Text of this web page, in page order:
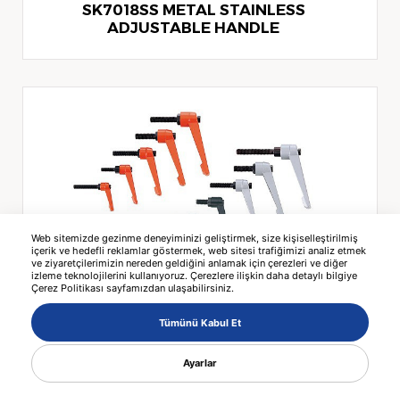
Web sitemizde gezinme deneyiminizi geliştirmek, size kişiselleştirilmiş
içerik ve hedefli reklamlar göstermek, web sitesi trafiğimizi analiz etmek
ve ziyaretçilerimizin nereden geldiğini anlamak için çerezleri ve diğer
izleme teknolojilerini kullanıyoruz. Çerezlere ilişkin daha detaylı bilgiye
Çerez Politikası sayfamızdan ulaşabilirsiniz.
Tümünü Kabul Et
Ayarlar
SK7018SS METAL STAINLESS
ADJUSTABLE HANDLE
HJ ZINC PLATED ADJUSTABLE HANDLES